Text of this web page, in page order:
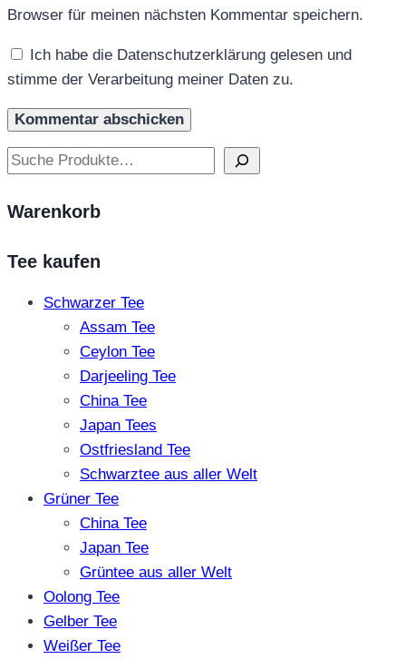
Browser für meinen nächsten Kommentar speichern.
Ich habe die Datenschutzerklärung gelesen und
stimme der Verarbeitung meiner Daten zu.
Suchen
Warenkorb
Tee kaufen
Schwarzer Tee
Assam Tee
Ceylon Tee
Darjeeling Tee
China Tee
Japan Tees
Ostfriesland Tee
Schwarztee aus aller Welt
Grüner Tee
China Tee
Japan Tee
Grüntee aus aller Welt
Oolong Tee
Gelber Tee
Weißer Tee